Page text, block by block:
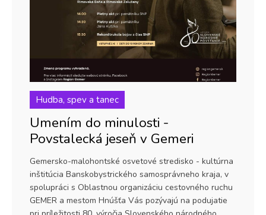
Hudba, spev a tanec
Umením do minulosti -
Povstalecká jeseň v Gemeri
Gemersko-malohontské osvetové stredisko - kultúrna
inštitúcia Banskobystrického samosprávneho kraja, v
spolupráci s Oblastnou organizáciu cestovného ruchu
GEMER a mestom Hnúšťa Vás pozývajú na podujatie